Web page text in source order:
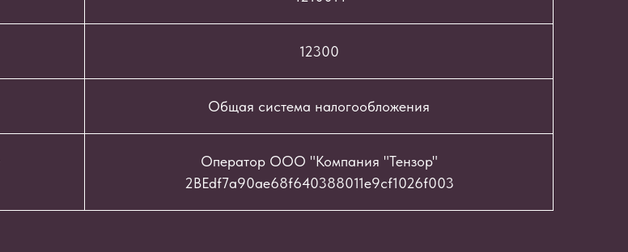
12300
Общая система налогообложения
Оператор ООО "Компания "Тензор"
2BEdf7a90ae68f640388011e9cf1026f003